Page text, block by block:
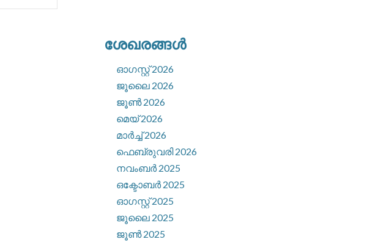
ശേഖരങ്ങൾ
ഓഗസ്റ്റ്‌ 2026
ജൂലൈ 2026
ജൂൺ 2026
മെയ്‌ 2026
മാർച്ച്‌ 2026
ഫെബ്രുവരി 2026
നവംബർ 2025
ഒക്ടോബർ 2025
ഓഗസ്റ്റ്‌ 2025
ജൂലൈ 2025
ജൂൺ 2025